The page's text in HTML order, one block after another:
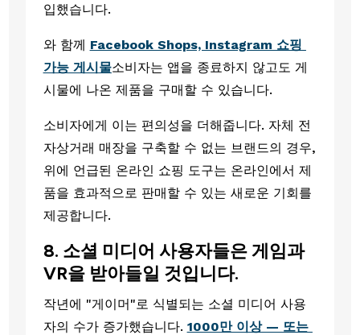
입했습니다.
와 함께 Facebook Shops, Instagram 쇼핑
가능 게시물소비자는 앱을 종료하지 않고도 게
시물에 나온 제품을 구매할 수 있습니다.
소비자에게 이는 편의성을 더해줍니다. 자체 전
자상거래 매장을 구축할 수 없는 브랜드의 경우,
위에 언급된 온라인 쇼핑 도구는 온라인에서 제
품을 효과적으로 판매할 수 있는 새로운 기회를
제공합니다.
8. 소셜 미디어 사용자들은 게임과
VR을 받아들일 것입니다.
작년에 "게이머"로 식별되는 소셜 미디어 사용
자의 수가 증가했습니다. 1000만 이상 — 또는